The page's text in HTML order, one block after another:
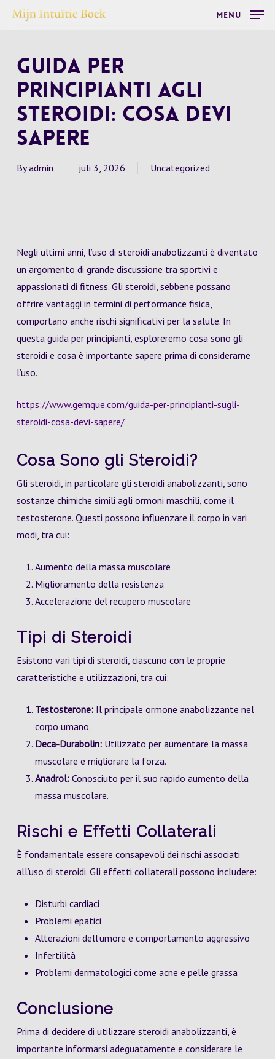
Skip
content
Menu
Guida per
Principianti agli
Steroidi: Cosa Devi
Sapere
By admin juli 3, 2026 Uncategorized
Negli ultimi anni, l’uso di steroidi anabolizzanti è diventato
un argomento di grande discussione tra sportivi e
appassionati di fitness. Gli steroidi, sebbene possano
offrire vantaggi in termini di performance fisica,
comportano anche rischi significativi per la salute. In
questa guida per principianti, esploreremo cosa sono gli
steroidi e cosa è importante sapere prima di considerarne
l’uso.
https://www.gemque.com/guida-per-principianti-sugli-
steroidi-cosa-devi-sapere/
Cosa Sono gli Steroidi?
Gli steroidi, in particolare gli steroidi anabolizzanti, sono
sostanze chimiche simili agli ormoni maschili, come il
testosterone. Questi possono influenzare il corpo in vari
modi, tra cui:
Aumento della massa muscolare
Miglioramento della resistenza
Accelerazione del recupero muscolare
Tipi di Steroidi
Esistono vari tipi di steroidi, ciascuno con le proprie
caratteristiche e utilizzazioni, tra cui:
Testosterone:Il principale ormone anabolizzante nel
corpo umano.
Deca-Durabolin:Utilizzato per aumentare la massa
muscolare e migliorare la forza.
Anadrol:Conosciuto per il suo rapido aumento della
massa muscolare.
Rischi e Effetti Collaterali
È fondamentale essere consapevoli dei rischi associati
all’uso di steroidi. Gli effetti collaterali possono includere:
Disturbi cardiaci
Problemi epatici
Alterazioni dell’umore e comportamento aggressivo
Infertilità
Problemi dermatologici come acne e pelle grassa
Conclusione
Prima di decidere di utilizzare steroidi anabolizzanti, è
importante informarsi adeguatamente e considerare le